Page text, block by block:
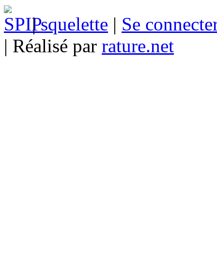
|squelette | Se
| Réalisé par rature.net